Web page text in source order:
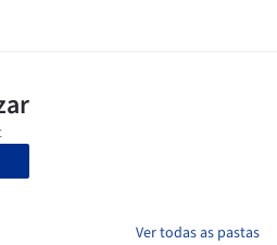
Ver todas as pastas